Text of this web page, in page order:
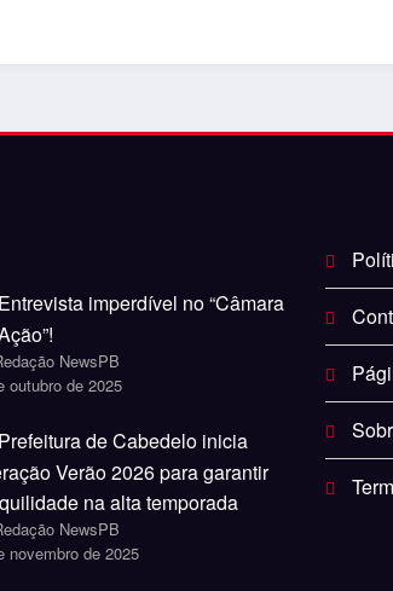
Entrevista imperdível no “Câmara
NewsPB
outubro de 2025
Prefeitura de Cabedelo inicia
Verão 2026 para garantir
na alta temporada
NewsPB
novembro de 2025